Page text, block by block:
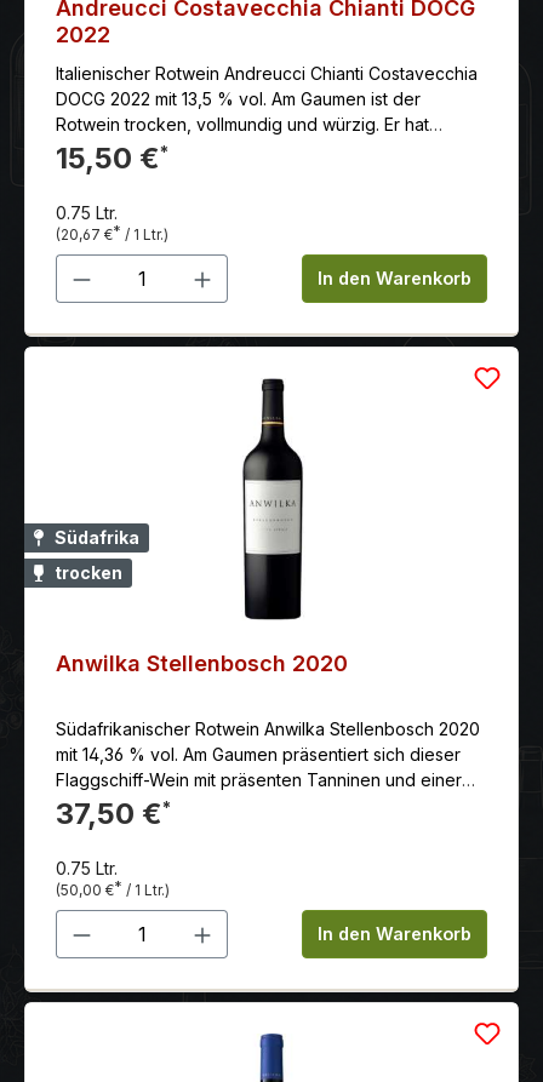
Andreucci Costavecchia Chianti DOCG
2022
Italienischer Rotwein Andreucci Chianti Costavecchia
DOCG 2022 mit 13,5 % vol. Am Gaumen ist der
Rotwein trocken, vollmundig und würzig. Er hat
weiche, gut eingebundene Tannine und einen
langen, anhaltenden Abgang.
15,50 €*
0.75 Ltr.
(20,67 €* / 1 Ltr.)
Produkt Anzahl: Gib denIn den Warenkorb
Südafrika
trocken
Anwilka Stellenbosch 2020
Südafrikanischer Rotwein Anwilka Stellenbosch 2020
mit 14,36 % vol. Am Gaumen präsentiert sich dieser
Flaggschiff-Wein mit präsenten Tanninen und einer
wunderbaren Textur, ausgewogen und komplex, mit
einem langen, reichhaltigen Abgang. Ein lagerfähiger
wird.
37,50 €*
0.75 Ltr.
(50,00 €* / 1 Ltr.)
Produkt Anzahl: Gib denIn den Warenkorb